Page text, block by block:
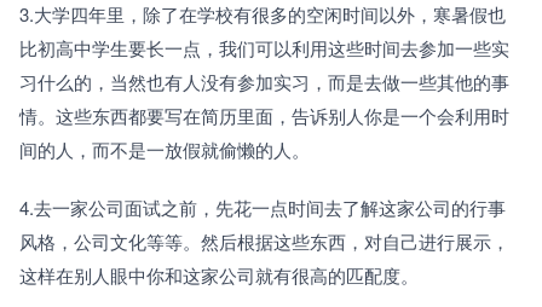
3.大学四年里，除了在学校有很多的空闲时间以外，寒暑假也
比初高中学生要长一点，我们可以利用这些时间去参加一些实
习什么的，当然也有人没有参加实习，而是去做一些其他的事
情。这些东西都要写在简历里面，告诉别人你是一个会利用时
间的人，而不是一放假就偷懒的人。
4.去一家公司面试之前，先花一点时间去了解这家公司的行事
风格，公司文化等等。然后根据这些东西，对自己进行展示，
这样在别人眼中你和这家公司就有很高的匹配度。